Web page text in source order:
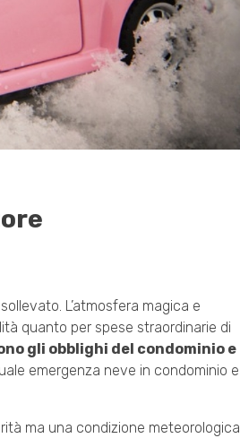
L’atmosfera magica e
quanto per spese straordinarie di
gli obblighi del condominio e
emergenza neve in condominio e
ma una condizione meteorologica